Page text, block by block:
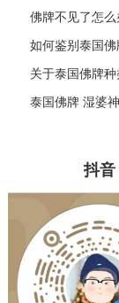
佛牌不见了怎么
如何鉴别泰国
关于泰国佛牌
泰国佛牌 湿婆
抖音